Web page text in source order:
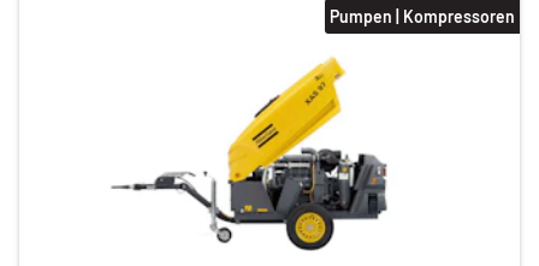
Pumpen | Kompressoren